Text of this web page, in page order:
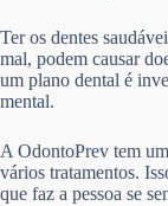
Ter os dentes
mal, podem causar
um plano dental é
mental.
A OdontoPrev tem
vários tratamentos.
que faz a pessoa se